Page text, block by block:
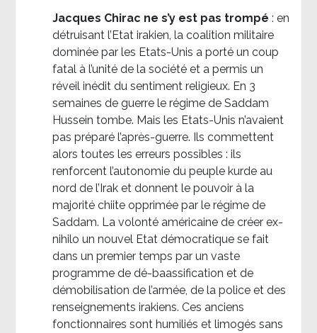
Jacques Chirac ne s’y est pas trompé : en
détruisant l’Etat irakien, la coalition militaire
dominée par les Etats-Unis a porté un coup
fatal à l’unité de la société et a permis un
réveil inédit du sentiment religieux. En 3
semaines de guerre le régime de Saddam
Hussein tombe. Mais les Etats-Unis n’avaient
pas préparé l’après-guerre. Ils commettent
alors toutes les erreurs possibles : ils
renforcent l’autonomie du peuple kurde au
nord de l’Irak et donnent le pouvoir à la
majorité chiite opprimée par le régime de
Saddam. La volonté américaine de créer ex-
nihilo un nouvel Etat démocratique se fait
dans un premier temps par un vaste
programme de dé-baassification et de
démobilisation de l’armée, de la police et des
renseignements irakiens. Ces anciens
fonctionnaires sont humiliés et limogés sans